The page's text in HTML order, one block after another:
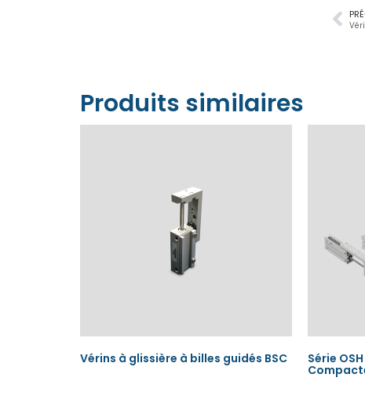
Produits similaires
Vérins à glissière à billes guidés BSC Série